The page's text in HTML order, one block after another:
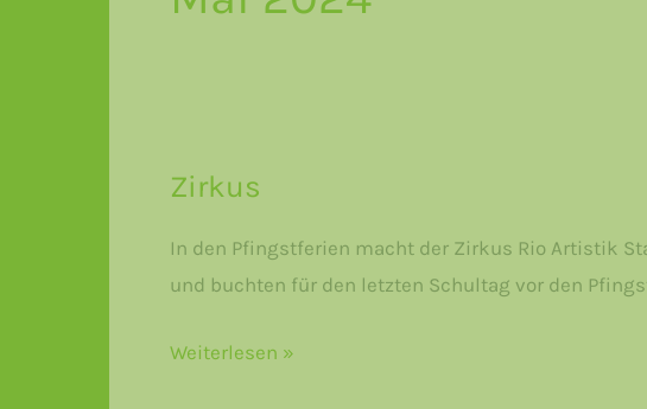
Zirkus
In den Pfingstferien macht der Zirkus Rio Artistik
und buchten für den letzten Schultag vor den
Zirkus
Weiterlesen »